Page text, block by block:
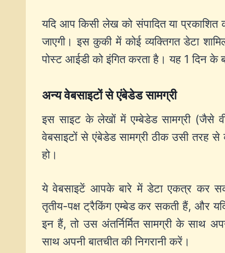
यदि आप किसी लेख को संपादित या
जाएगी। इस कुकी में कोई व्यक्तिगत डेटा
पोस्ट आईडी को इंगित करता है। यह 1 दिन के
अन्य वेबसाइटों से एंबेडेड सामग्री
इस साइट के लेखों में एम्बेडेड सामग्री (जैसे
वेबसाइटों से एंबेडेड सामग्री ठीक उसी तरह
हो।
ये वेबसाइटें आपके बारे में डेटा एकत्र कर
तृतीय-पक्ष ट्रैकिंग एम्बेड कर सकती हैं, और
इन हैं, तो उस अंतर्निर्मित सामग्री के साथ
साथ अपनी बातचीत की निगरानी करें।